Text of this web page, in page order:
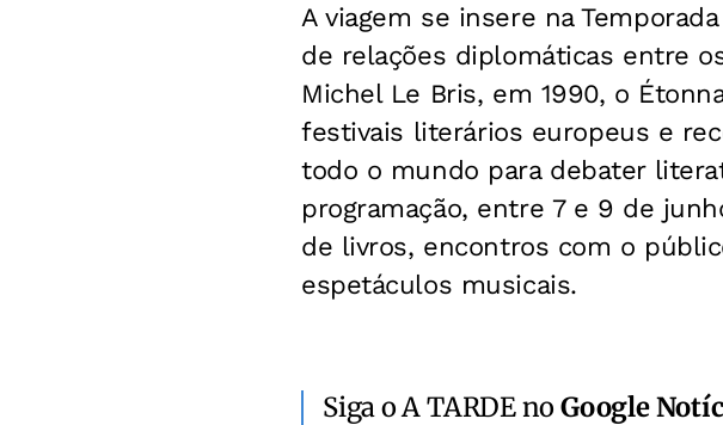
A viagem se insere na
de relações diplomáticas entre
Michel Le Bris, em 1990, o
festivais literários europeus e
todo o mundo para debater
programação, entre 7 e 9 de
de livros, encontros com o
espetáculos musicais.
Siga o A TARDE noGoogle